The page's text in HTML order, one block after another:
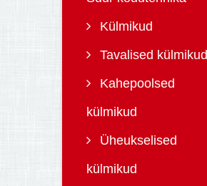
Külmikud
Tavalised külmikud
Kahepoolsed
külmikud
Üheukselised
külmikud